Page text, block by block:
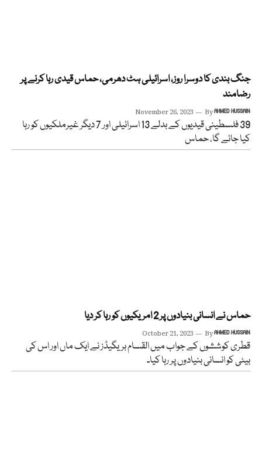
جنگ بندی کا دوسرا روز، اسرائیلی ہٹ دھرمی، حماس قیدی رہا کرنے پر
رضامند
November 26, 2023 ByAHMED HUSSAIN
39 فلسطینی قیدیوں کے بدلے 13 اسرائیلی اور 7 دیگر غیرملکیوں کو رہا
کیا جائے گا، حماس
حماس نے انسانی بنیادوں پر 2 امریکیوں کو رہا کر دیا
October 21, 2023 ByAHMED HUSSAIN
قطری کوششوں کے جواب میں القسام بریگیڈز نے ایک ماں اور اس کی
بیٹی کو انسانی بنیادوں پر رہا کیا۔